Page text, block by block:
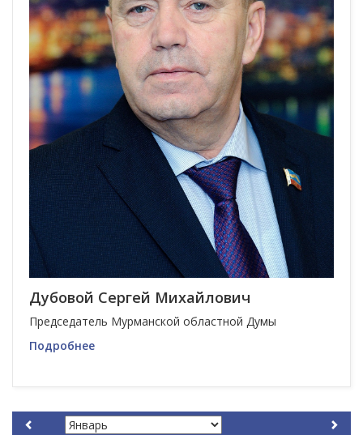
Дубовой Сергей Михайлович
Председатель Мурманской областной Думы
Подробнее